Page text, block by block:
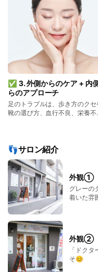
ると日常生活に支障をきたすこ
も多いですが、病院では外科的
置が主流で、抜爪や手術が行わ
る場合もあります。 しかし当サロ
ンでは、巻き爪専用の矯正器具
使い、できるだけ痛みを抑えた
法で巻き爪補正を行い、負担な
改善へと導きます✨ また、魚の目
やかかとのひび割れに対しても
表面的な処置だけでなく、足の
い方や歩き方の指導、靴の選び
までアドバイスし、根本的な改
を目指しています。
✅ 3. 外側からのケア + 内
らのアプローチ
足のトラブルは、歩き方のクセ
靴の選び方、血行不良、栄養不
ェック ＊ぴったりの靴選びのア
バイス ＊食生活や生活習慣の見
し提案 など、施術だけでなく生活
全体のサポートも行い、健康的
足づくりを目指しています✨
👣サロン紹介
外観①
グレーの
着いた雰
外観②
「ドク
そ😊